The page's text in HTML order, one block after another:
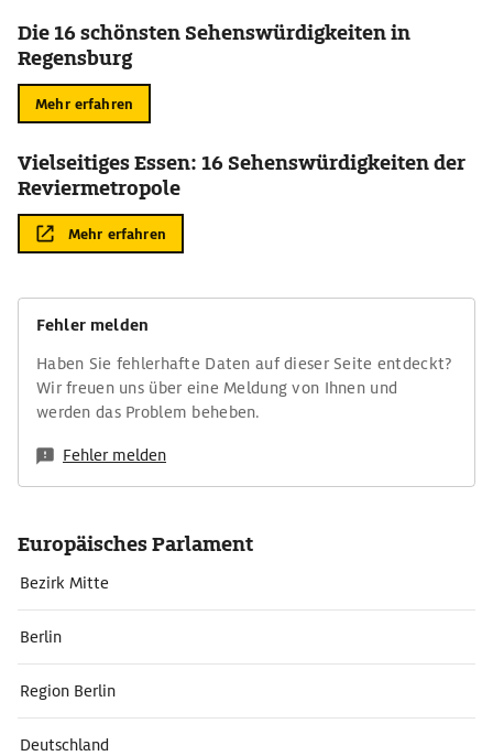
Die 16 schönsten Sehenswürdigkeiten in
Regensburg
Mehr erfahren
Vielseitiges Essen: 16 Sehenswürdigkeiten der
Reviermetropole
Mehr erfahren
Fehler melden
Haben Sie fehlerhafte Daten auf dieser Seite entdeckt?
Wir freuen uns über eine Meldung von Ihnen und
werden das Problem beheben.
Fehler melden
Europäisches Parlament
Bezirk Mitte
Berlin
Region Berlin
Deutschland